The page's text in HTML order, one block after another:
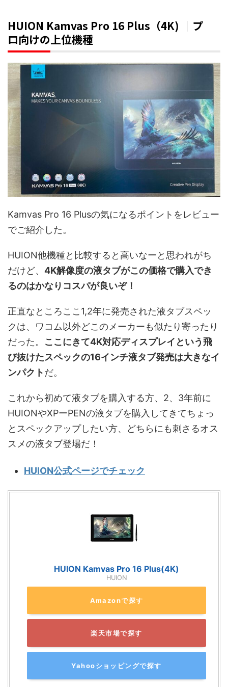
HUION Kamvas Pro 16 Plus（4K) ｜プ
ロ向けの上位機種
Kamvas Pro 16 Plusの気になるポイントをレビュー
でご紹介した。
HUION他機種と比較すると高いなーと思われがち
だけど、 4K解像度の液タブがこの価格で購入でき
るのはかなりコスパが良いぞ！
正直なところここ1,2年に発売された液タブスペッ
クは、ワコム以外どこのメーカーも似たり寄ったり
だった。 ここにきて4K対応ディスプレイという飛
び抜けたスペックの16インチ液タブ発売は大きなイ
ンパクトだ。
これから初めて液タブを購入する方、2、3年前に
HUIONやXPーPENの液タブを購入してきてちょっ
とスペックアップしたい方、どちらにも刺さるオス
スメの液タブ登場だ！
HUION公式ページでチェック
HUION Kamvas Pro 16 Plus(4K)
HUION
Amazonで探す
楽天市場で探す
Yahooショッピングで探す